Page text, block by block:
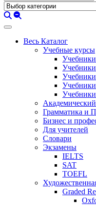
Весь Каталог
Учебные курсы
Учебники
Учебники
Учебники
Учебники
Грамматика и
Бизнес и
Для учителей
Словари
Экзамены
IELTS
SAT
TOEFL
Graded